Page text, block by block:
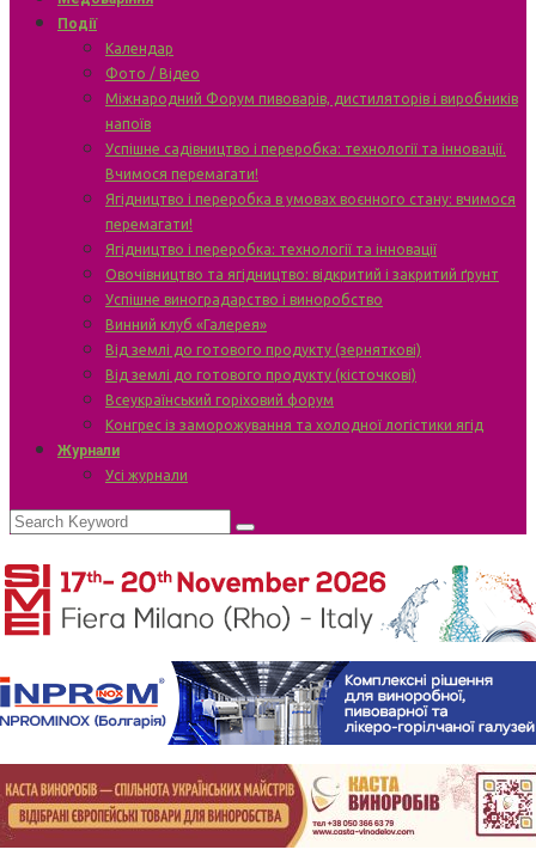
Події
Календар
Фото / Відео
Міжнародний Форум пивоварів, дистиляторів і виробників
напоїв
Успішне садівництво і переробка: технології та інновації.
Вчимося перемагати!
Ягідництво і переробка в умовах воєнного стану: вчимося
перемагати!
Ягідництво і переробка: технології та інновації
Овочівництво та ягідництво: відкритий і закритий ґрунт
Успішне виноградарство і виноробство
Винний клуб «Галерея»
Від землі до готового продукту (зерняткові)
Від землі до готового продукту (кісточкові)
Всеукраїнський горіховий форум
Конгрес із заморожування та холодної логістики ягід
Журнали
Усі журнали